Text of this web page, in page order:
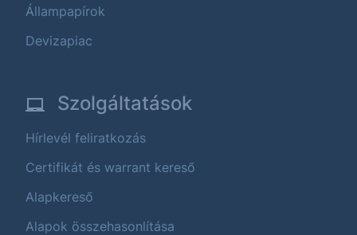
Állampapírok
Devizapiac
Szolgáltatások
Hírlevél feliratkozás
Certifikát és warrant kereső
Alapkereső
Alapok összehasonlítása